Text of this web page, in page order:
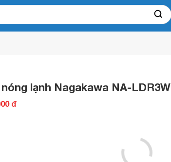
lạnh Nagakawa NA-LDR3W
đ